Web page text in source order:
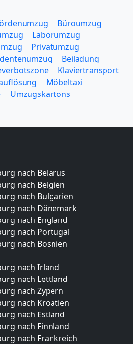
Büroumzug
Laborumzug
Privatumzug
Beiladung
Klaviertransport
Möbeltaxi
Umzugskartons
nach Belarus
nach Belgien
nach Bulgarien
nach Dänemark
nach England
nach Portugal
nach Bosnien
nach Irland
nach Lettland
nach Zypern
nach Kroatien
nach Estland
nach Finnland
nach Frankreich